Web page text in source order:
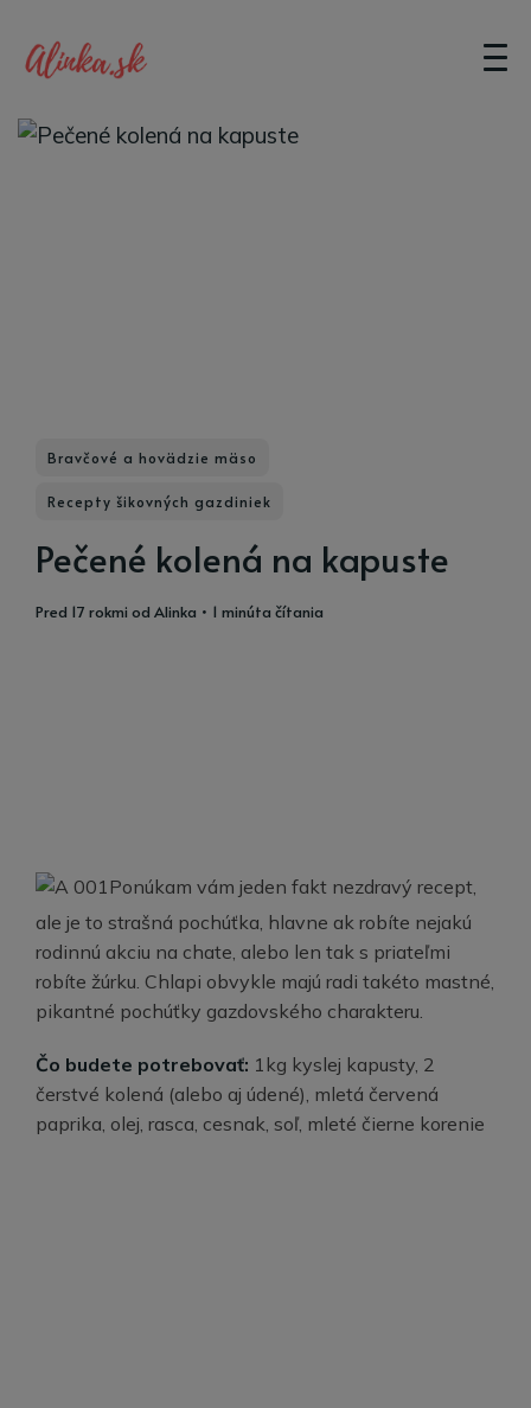
Bravčové a hovädzie mäso
Recepty šikovných gazdiniek
Pečené kolená na kapuste
pred 17 rokmi od Alinka • 1 minúta čítania
Ponúkam vám jeden fakt nezdravý recept,
ale je to strašná pochúťka, hlavne ak robíte nejakú
rodinnú akciu na chate, alebo len tak s priateľmi
robíte žúrku. Chlapi obvykle majú radi takéto mastné,
pikantné pochúťky gazdovského charakteru.
Čo budete potrebovať: 1kg kyslej kapusty, 2
čerstvé kolená (alebo aj údené), mletá červená
paprika, olej, rasca, cesnak, soľ, mleté čierne korenie